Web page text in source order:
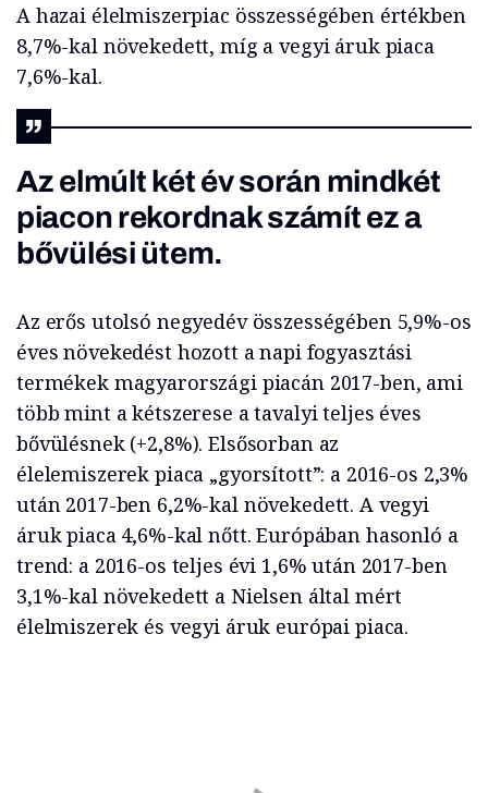
A hazai élelmiszerpiac összességében értékben
8,7%-kal növekedett, míg a vegyi áruk piaca
7,6%-kal.
Az elmúlt két év során mindkét
piacon rekordnak számít ez a
bővülési ütem.
Az erős utolsó negyedév összességében 5,9%-os
éves növekedést hozott a napi fogyasztási
termékek magyarországi piacán 2017-ben, ami
több mint a kétszerese a tavalyi teljes éves
bővülésnek (+2,8%). Elsősorban az
élelemiszerek piaca „gyorsított”: a 2016-os 2,3%
után 2017-ben 6,2%-kal növekedett. A vegyi
áruk piaca 4,6%-kal nőtt. Európában hasonló a
trend: a 2016-os teljes évi 1,6% után 2017-ben
3,1%-kal növekedett a Nielsen által mért
élelmiszerek és vegyi áruk európai piaca.